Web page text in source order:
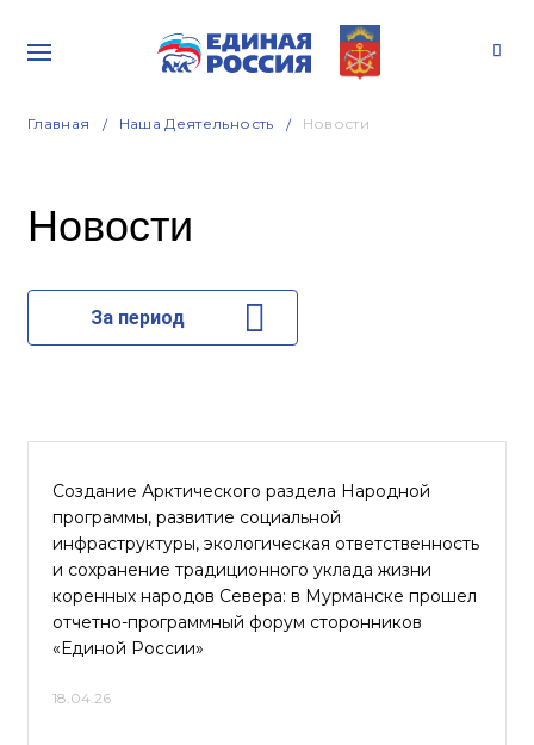
Главная Наша Деятельность Новости
Новости
За период
Создание Арктического раздела Народной
программы, развитие социальной
инфраструктуры, экологическая ответственность
и сохранение традиционного уклада жизни
коренных народов Севера: в Мурманске прошел
отчетно-программный форум сторонников
«Единой России»
18.04.26